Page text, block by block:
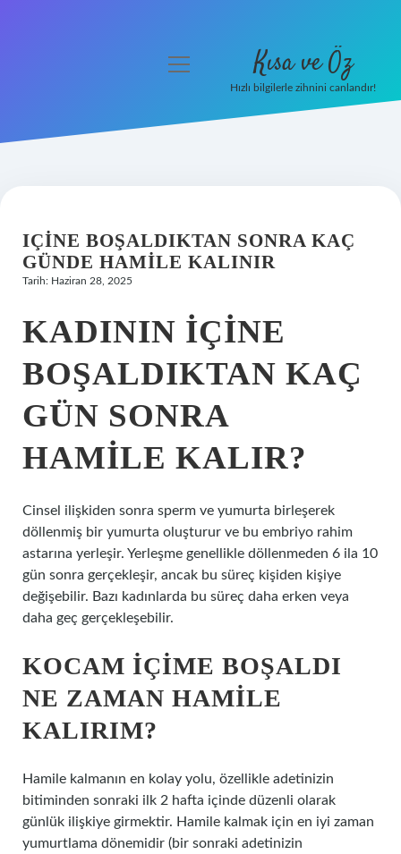
Hakkımızda
menüyü
Kısa ve Öz
Hızlı bilgilerle zihnini canlandır!
IÇINE BOŞALDIKTAN SONRA KAÇ
GÜNDE HAMILE KALINIR
Tarih: Haziran 28, 2025
KADININ IÇINE
BOŞALDIKTAN KAÇ
GÜN SONRA
HAMILE KALIR?
Cinsel ilişkiden sonra sperm ve yumurta birleşerek
döllenmiş bir yumurta oluşturur ve bu embriyo rahim
astarına yerleşir. Yerleşme genellikle döllenmeden 6 ila 10
gün sonra gerçekleşir, ancak bu süreç kişiden kişiye
değişebilir. Bazı kadınlarda bu süreç daha erken veya
daha geç gerçekleşebilir.
KOCAM IÇIME BOŞALDI
NE ZAMAN HAMILE
KALIRIM?
Hamile kalmanın en kolay yolu, özellikle adetinizin
bitiminden sonraki ilk 2 hafta içinde düzenli olarak
günlük ilişkiye girmektir. Hamile kalmak için en iyi zaman
yumurtlama dönemidir (bir sonraki adetinizin